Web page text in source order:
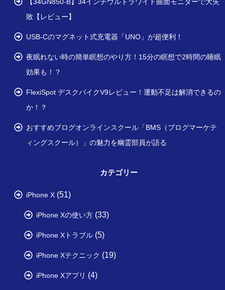
敗【レビュー】
USB-Cのマグネット式充電器「UNO」が超便利！
夜眠れない時の簡単瞑想のやり方！15分の瞑想で2時間の睡眠
効果も！？
FlexiSpot デスクバイクV9レビュー！運動不足は解消できるの
か！？
おすすめブログオンラインスクール「BMS（ブログマーケテ
ィングスクール）」の魅力を幽霊部員が語る
カテゴリー
iPhone X (51)
iPhone Xの使い方 (33)
iPhone Xトラブル (5)
iPhone Xテクニック (19)
iPhone Xアプリ (4)